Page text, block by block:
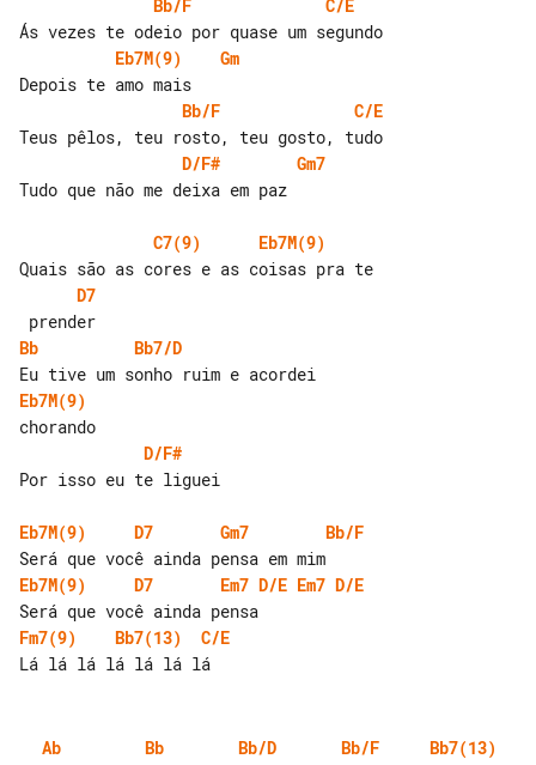
Bb/F
C/E
Eb7M(9)
Gm
Bb/F
C/E
D/F#
Gm7
Tudo que não me deixa em paz
C7(9)
Eb7M(9)
D7
Bb
Bb7/D
Eb7M(9)
D/F#
Por isso eu te liguei
Eb7M(9) D7 Gm7
Bb/F
Eb7M(9)
D7 Em7 D/E Em7 D/E
Fm7(9)
Bb7(13)
C/E
Ab Bb Bb/D Bb/F Bb7(13)